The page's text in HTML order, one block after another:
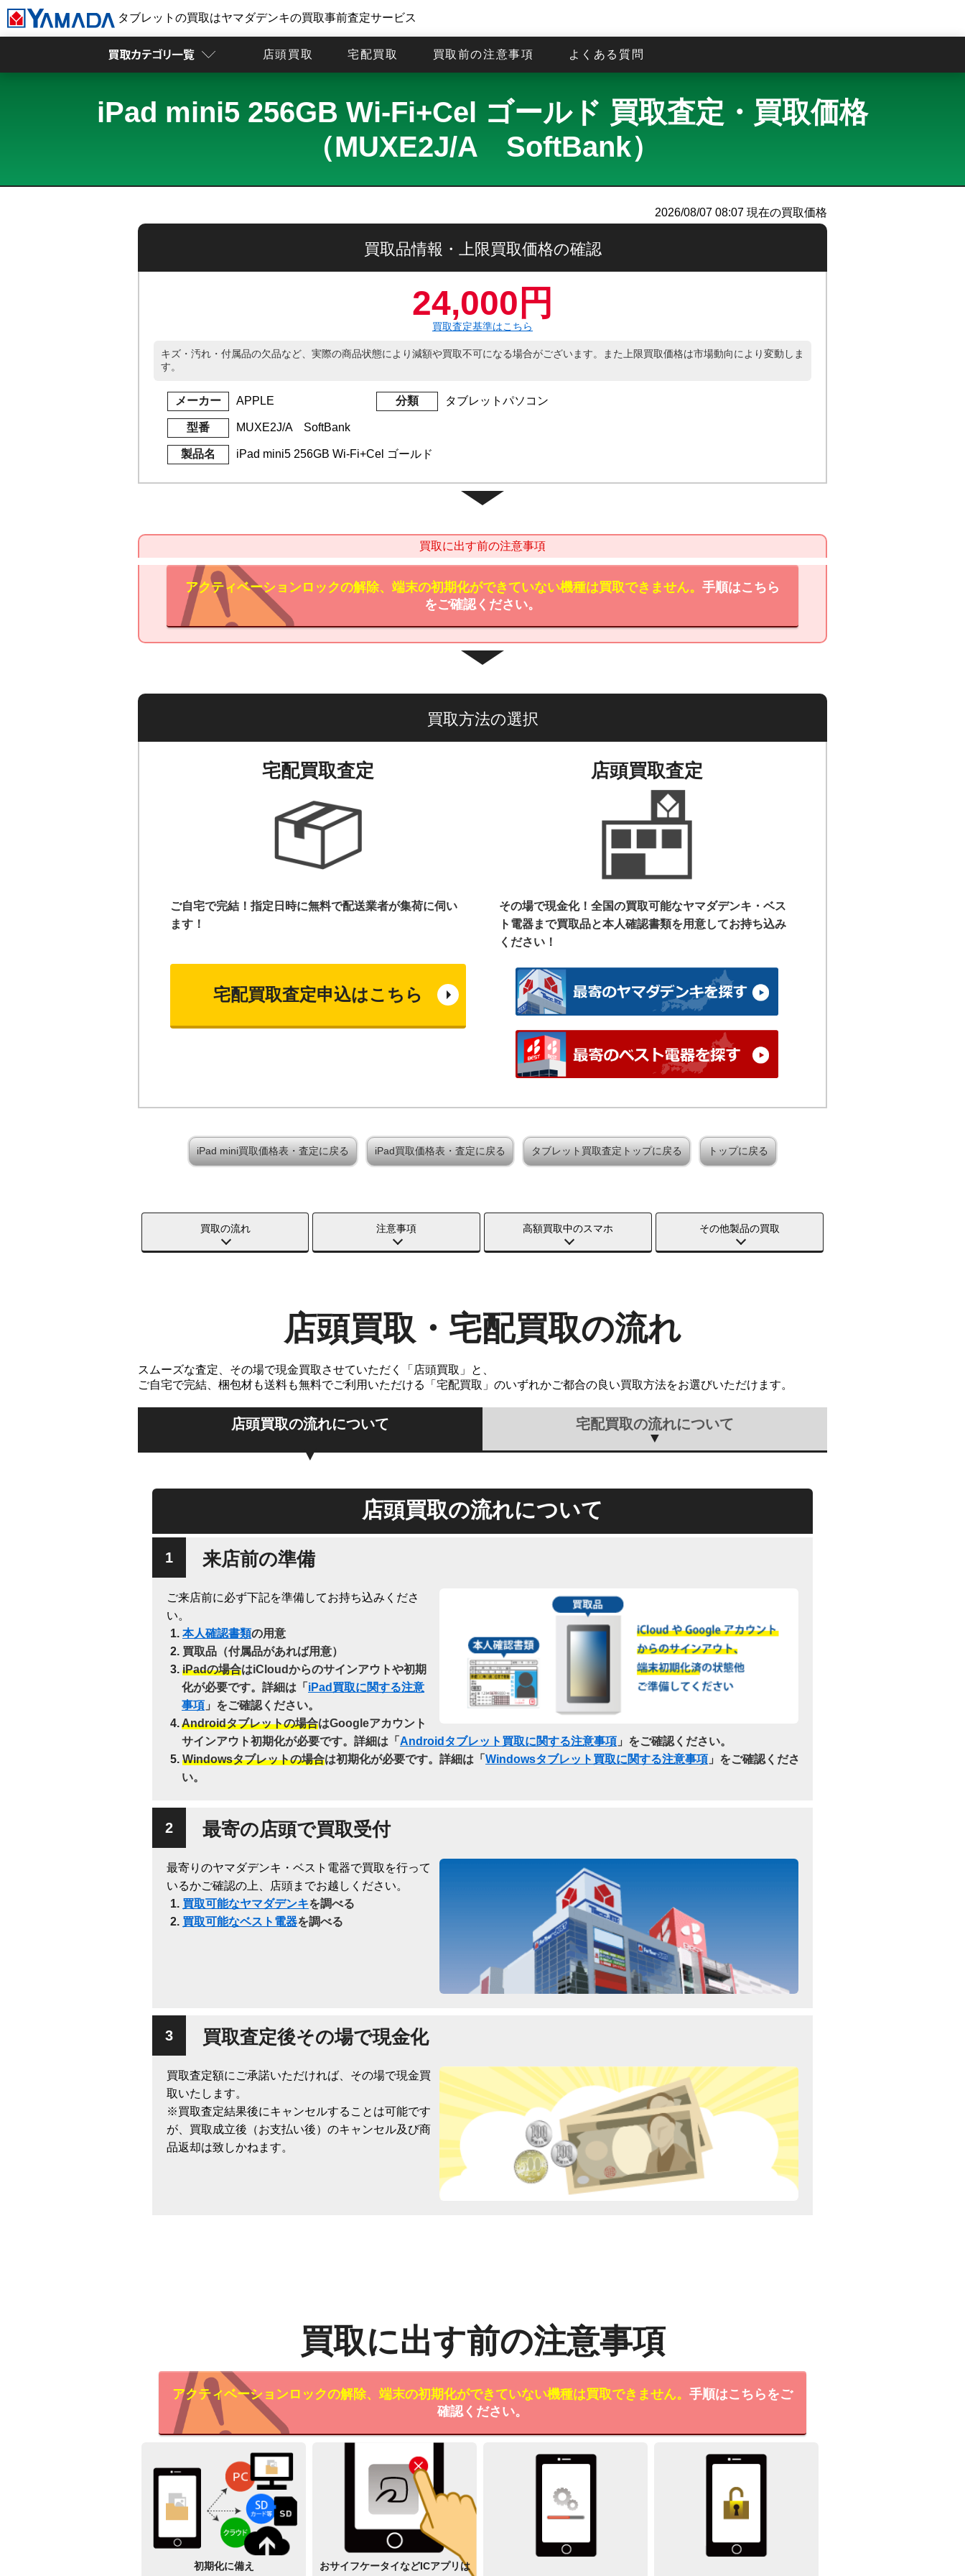
タブレットの買取はヤマダデンキの買取事前査定サービス
店頭買取 宅配買取 買取前の注意事項 よくある質問
iPad mini5 256GB Wi-Fi+Cel ゴールド 買取査定・買取価格
（MUXE2J/A SoftBank）
2026/08/07 08:07 現在の買取価格
買取品情報・上限買取価格の確認
24,000円
買取査定基準はこちら
キズ・汚れ・付属品の欠品など、実際の商品状態により減額や買取不可になる場合がございます。また上限買取価格は市場動向により変動しま
す。
メーカー APPLE 分類 タブレットパソコン
型番 MUXE2J/A SoftBank
製品名 iPad mini5 256GB Wi-Fi+Cel ゴールド
買取に出す前の注意事項
アクティベーションロックの解除、端末の初期化ができていない機種は買取できません。 手順はこちら
をご確認ください。
買取方法の選択
宅配買取査定
ご自宅で完結！指定日時に無料で配送業者が集荷に伺い
ます！
宅配買取査定申込はこちら
店頭買取査定
その場で現金化！全国の買取可能なヤマダデンキ・ベス
ト電器まで買取品と本人確認書類を用意してお持ち込み
ください！
iPad mini買取価格表・査定に戻る iPad買取価格表・査定に戻る タブレット買取査定トップに戻る トップに戻る
買取の流れ 注意事項 高額買取中のスマホ その他製品の買取
店頭買取・宅配買取の流れ
スムーズな査定、その場で現金買取させていただく「店頭買取」と、
ご自宅で完結、梱包材も送料も無料でご利用いただける「宅配買取」のいずれかご都合の良い買取方法をお選びいただけます。
店頭買取の流れについて 宅配買取の流れについて
店頭買取の流れについて
来店前の準備
ご来店前に必ず下記を準備してお持ち込みくださ
い。
本人確認書類の用意
買取品（付属品があれば用意）
iPadの場合はiCloudからのサインアウトや初期
化が必要です。詳細は「 iPad買取に関する注意
事項 」をご確認ください。
Androidタブレットの場合はGoogleアカウント
サインアウト初期化が必要です。詳細は「 Androidタブレット買取に関する注意事項 」をご確認ください。
Windowsタブレットの場合は初期化が必要です。詳細は「 Windowsタブレット買取に関する注意事項 」をご確認くださ
い。
最寄の店頭で買取受付
最寄りのヤマダデンキ・ベスト電器で買取を行って
いるかご確認の上、店頭までお越しください。
買取可能なヤマダデンキを調べる
買取可能なベスト電器を調べる
買取査定後その場で現金化
買取査定額にご承諾いただければ、その場で現金買
取いたします。
※買取査定結果後にキャンセルすることは可能です
が、買取成立後（お支払い後）のキャンセル及び商
品返却は致しかねます。
買取に出す前の注意事項
アクティベーションロックの解除、端末の初期化ができていない機種は買取できません。 手順はこちらをご
確認ください。
初期化に備え おサイフケータイなどICアプリは